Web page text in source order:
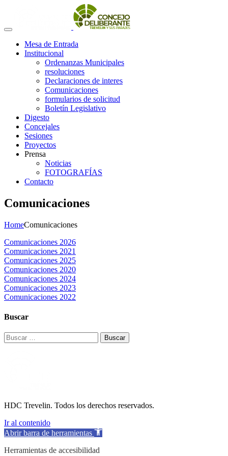
Mesa de Entrada
Institucional
Ordenanzas Municipales
resoluciones
Declaraciones de interes
Comunicaciones
formularios de solicitud
Boletín Legislativo
Digesto
Concejales
Sesiones
Proyectos
Prensa
Noticias
FOTOGRAFÍAS
Contacto
Comunicaciones
HomeComunicaciones
Comunicaciones 2026
Comunicaciones 2021
Comunicaciones 2025
Comunicaciones 2020
Comunicaciones 2024
Comunicaciones 2023
Comunicaciones 2022
Buscar
Buscar:
HDC Trevelin. Todos los derechos reservados.
Ir al contenido
Abrir barra de herramientas
Herramientas de accesibilidad